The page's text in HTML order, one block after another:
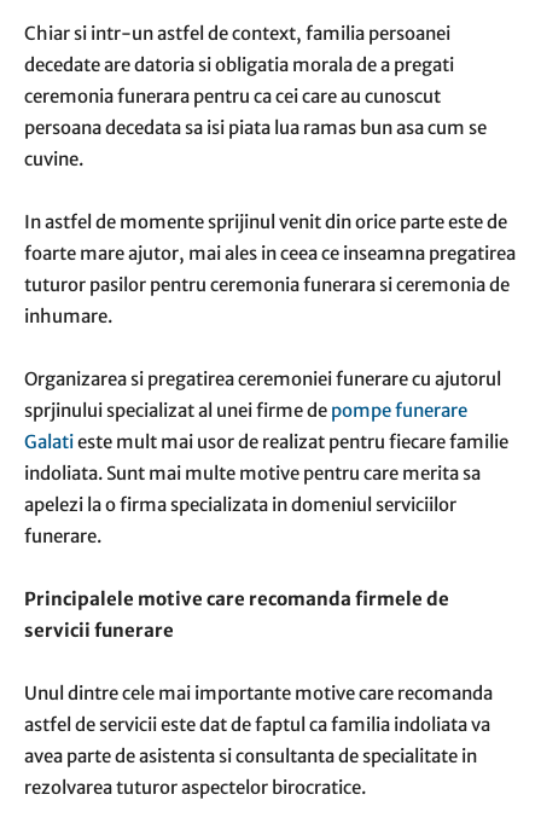
Chiar si intr-un astfel de context, familia persoanei
decedate are datoria si obligatia morala de a pregati
ceremonia funerara pentru ca cei care au cunoscut
persoana decedata sa isi piata lua ramas bun asa cum se
cuvine.
In astfel de momente sprijinul venit din orice parte este de
foarte mare ajutor, mai ales in ceea ce inseamna pregatirea
tuturor pasilor pentru ceremonia funerara si ceremonia de
inhumare.
Organizarea si pregatirea ceremoniei funerare cu ajutorul
sprjinului specializat al unei firme de pompe funerare
Galatieste mult mai usor de realizat pentru fiecare familie
indoliata. Sunt mai multe motive pentru care merita sa
apelezi la o firma specializata in domeniul serviciilor
funerare.
Principalele motive care recomanda firmele de
servicii funerare
Unul dintre cele mai importante motive care recomanda
astfel de servicii este dat de faptul ca familia indoliata va
avea parte de asistenta si consultanta de specialitate in
rezolvarea tuturor aspectelor birocratice.